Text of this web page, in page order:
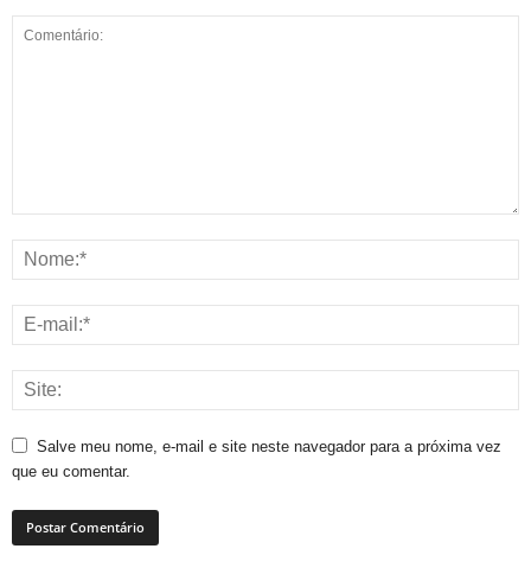
Salve meu nome, e-mail e site neste navegador para a próxima vez
que eu comentar.